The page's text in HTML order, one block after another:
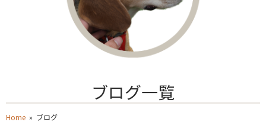
ブログ一覧
Home » ブログ